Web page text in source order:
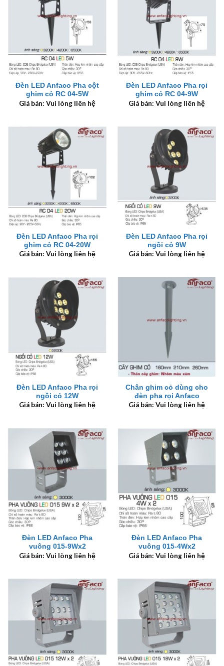
Đèn LED Anfaco Pha cột
ghim cỏ RC 04-5W
Giá bán: Vui lòng liên hệ
Đèn LED Anfaco Pha rọi
ghim cỏ RC 04-9W
Giá bán: Vui lòng liên hệ
Đèn LED Anfaco Pha rọi
ghim cỏ RC 04-20W
Giá bán: Vui lòng liên hệ
Đèn LED Anfaco Pha rọi
ngồi cỏ 9W
Giá bán: Vui lòng liên hệ
Đèn LED Anfaco Pha rọi
ngồi cỏ 12W
Giá bán: Vui lòng liên hệ
Chân ghim cỏ dùng cho
đèn pha rọi Anfaco
Giá bán: Vui lòng liên hệ
Đèn LED Anfaco Pha
vuông 015-9Wx2
Giá bán: Vui lòng liên hệ
Đèn LED Anfaco Pha
vuông 015-4Wx2
Giá bán: Vui lòng liên hệ